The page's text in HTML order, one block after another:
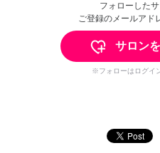
フォローしたサ
ご登録のメールアド
サロン
※フォローはログイ